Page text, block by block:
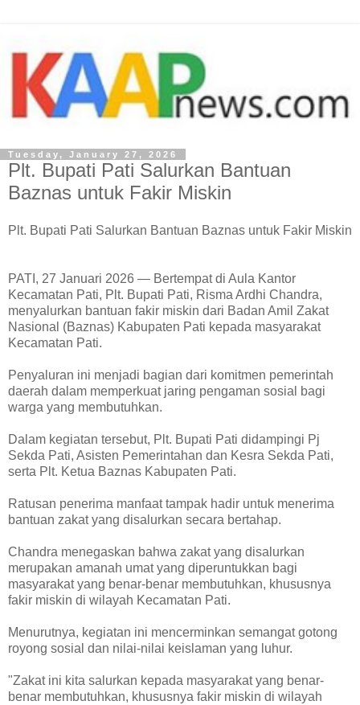
Tuesday, January 27, 2026
Plt. Bupati Pati Salurkan Bantuan
Baznas untuk Fakir Miskin
Plt. Bupati Pati Salurkan Bantuan Baznas untuk Fakir Miskin
PATI, 27 Januari 2026 — Bertempat di Aula Kantor
Kecamatan Pati, Plt. Bupati Pati, Risma Ardhi Chandra,
menyalurkan bantuan fakir miskin dari Badan Amil Zakat
Nasional (Baznas) Kabupaten Pati kepada masyarakat
Kecamatan Pati.
Penyaluran ini menjadi bagian dari komitmen pemerintah
daerah dalam memperkuat jaring pengaman sosial bagi
warga yang membutuhkan.
Dalam kegiatan tersebut, Plt. Bupati Pati didampingi Pj
Sekda Pati, Asisten Pemerintahan dan Kesra Sekda Pati,
serta Plt. Ketua Baznas Kabupaten Pati.
Ratusan penerima manfaat tampak hadir untuk menerima
bantuan zakat yang disalurkan secara bertahap.
Chandra menegaskan bahwa zakat yang disalurkan
merupakan amanah umat yang diperuntukkan bagi
masyarakat yang benar-benar membutuhkan, khususnya
fakir miskin di wilayah Kecamatan Pati.
Menurutnya, kegiatan ini mencerminkan semangat gotong
royong sosial dan nilai-nilai keislaman yang luhur.
"Zakat ini kita salurkan kepada masyarakat yang benar-
benar membutuhkan, khususnya fakir miskin di wilayah